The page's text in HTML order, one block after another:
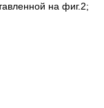
на фиг.2;